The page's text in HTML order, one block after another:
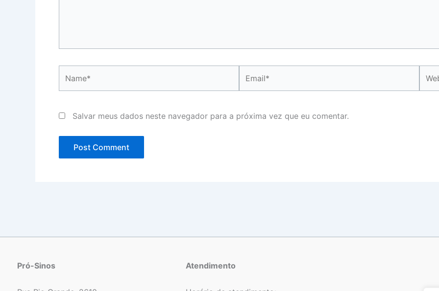
Salvar meus dados neste navegador para a próxima vez que eu comentar.
Pró-Sinos Atendimento